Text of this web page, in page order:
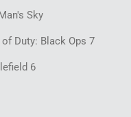
Sky
of Duty: Black Ops 7
6